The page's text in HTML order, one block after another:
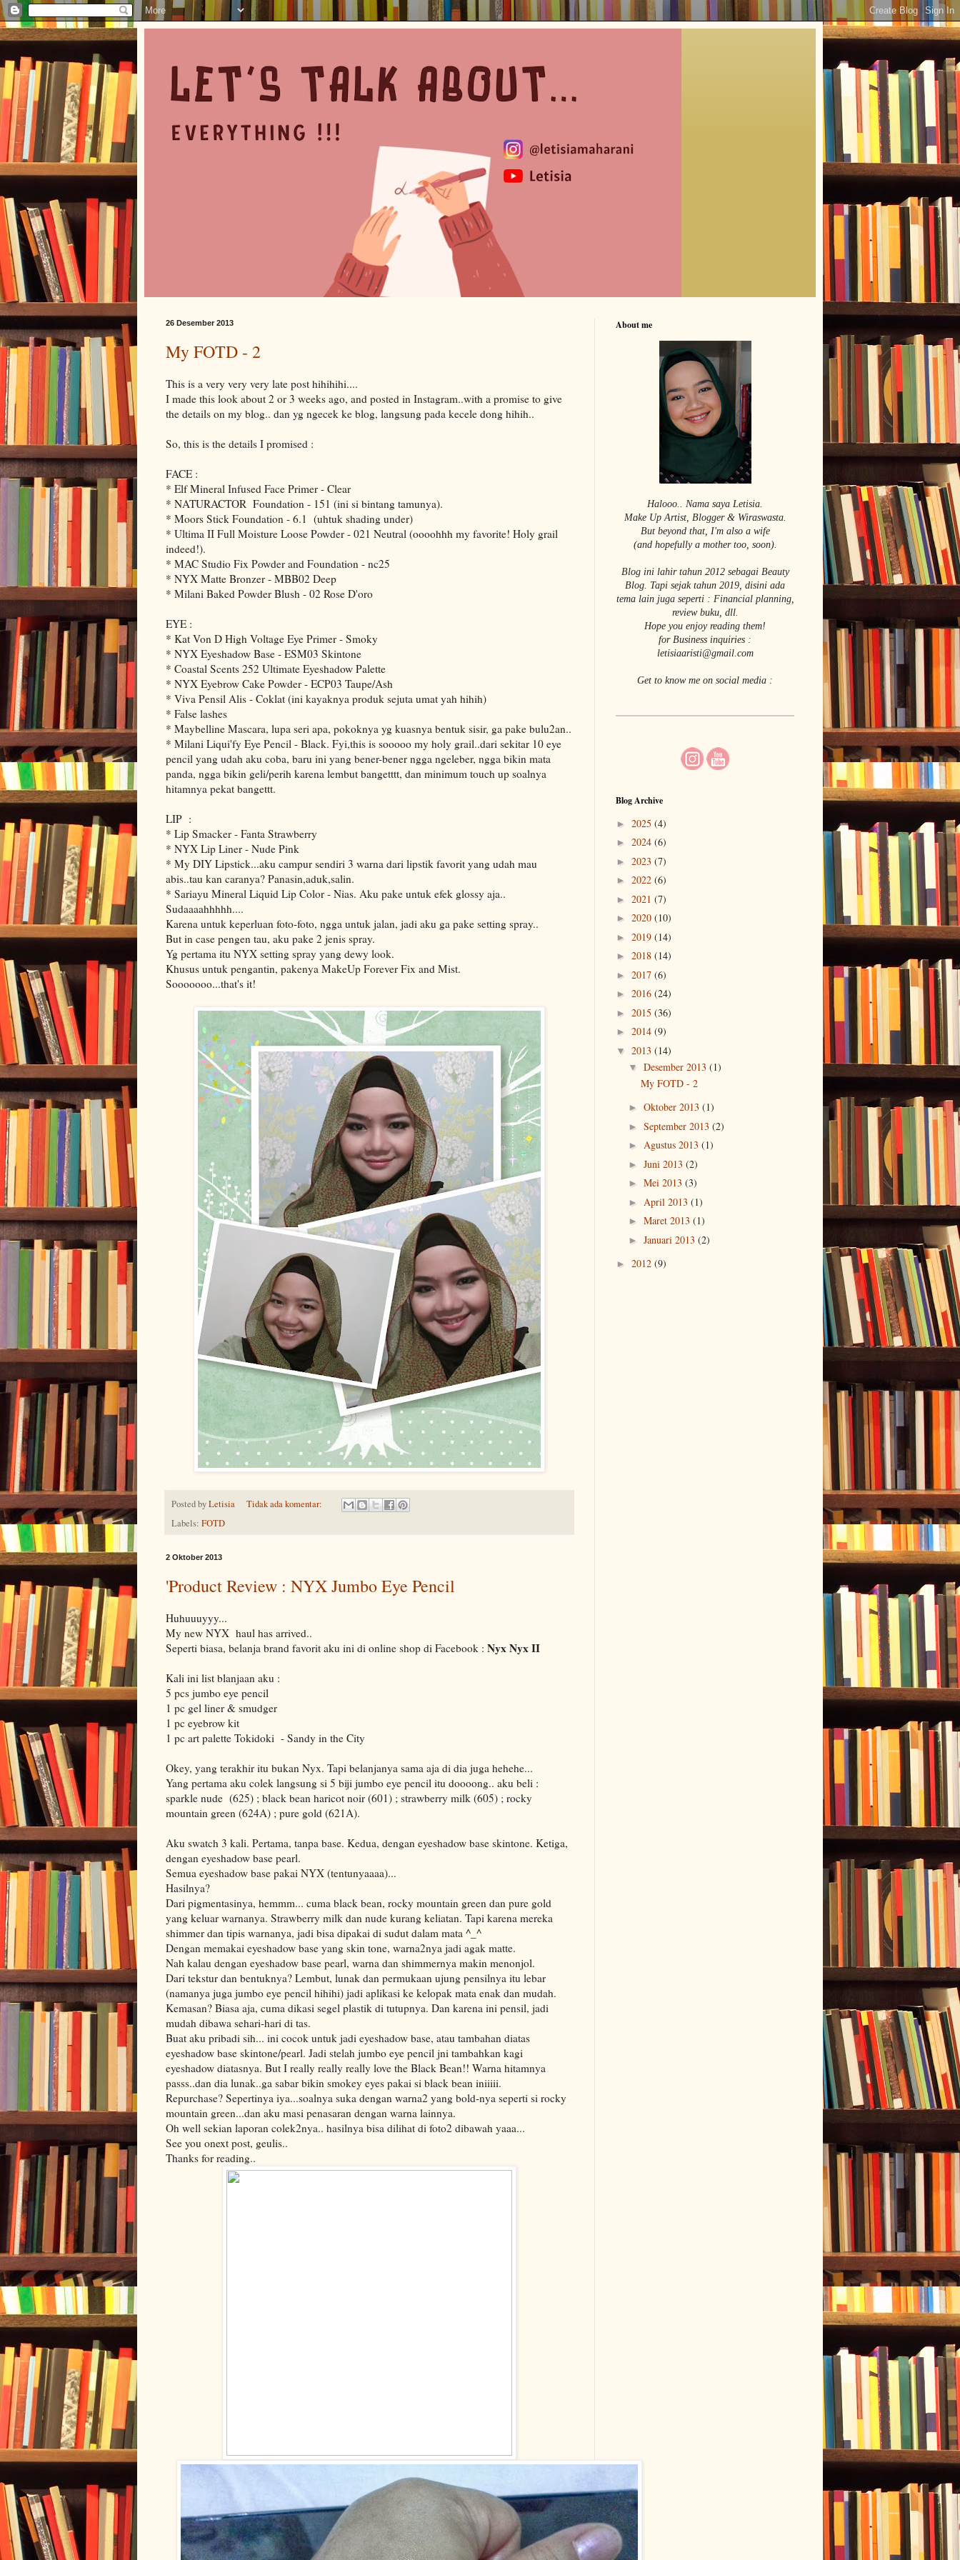
26 Desember 2013
My FOTD - 2
This is a very very very late post hihihihi....
I made this look about 2 or 3 weeks ago, and posted in Instagram..with a promise to give
the details on my blog.. dan yg ngecek ke blog, langsung pada kecele dong hihih..
So, this is the details I promised :
FACE :
* Elf Mineral Infused Face Primer - Clear
* NATURACTOR Foundation - 151 (ini si bintang tamunya).
* Moors Stick Foundation - 6.1 (uhtuk shading under)
* Ultima II Full Moisture Loose Powder - 021 Neutral (oooohhh my favorite! Holy grail
indeed!).
* MAC Studio Fix Powder and Foundation - nc25
* NYX Matte Bronzer - MBB02 Deep
* Milani Baked Powder Blush - 02 Rose D'oro
EYE :
* Kat Von D High Voltage Eye Primer - Smoky
* NYX Eyeshadow Base - ESM03 Skintone
* Coastal Scents 252 Ultimate Eyeshadow Palette
* NYX Eyebrow Cake Powder - ECP03 Taupe/Ash
* Viva Pensil Alis - Coklat (ini kayaknya produk sejuta umat yah hihih)
* False lashes
* Maybelline Mascara, lupa seri apa, pokoknya yg kuasnya bentuk sisir, ga pake bulu2an..
* Milani Liqui'fy Eye Pencil - Black. Fyi,this is sooooo my holy grail..dari sekitar 10 eye
pencil yang udah aku coba, baru ini yang bener-bener ngga ngeleber, ngga bikin mata
panda, ngga bikin geli/perih karena lembut bangetttt, dan minimum touch up soalnya
hitamnya pekat bangettt.
LIP :
* Lip Smacker - Fanta Strawberry
* NYX Lip Liner - Nude Pink
* My DIY Lipstick...aku campur sendiri 3 warna dari lipstik favorit yang udah mau
abis..tau kan caranya? Panasin,aduk,salin.
* Sariayu Mineral Liquid Lip Color - Nias. Aku pake untuk efek glossy aja..
Sudaaaahhhhh....
Karena untuk keperluan foto-foto, ngga untuk jalan, jadi aku ga pake setting spray..
But in case pengen tau, aku pake 2 jenis spray.
Yg pertama itu NYX setting spray yang dewy look.
Khusus untuk pengantin, pakenya MakeUp Forever Fix and Mist.
Sooooooo...that's it!
Posted byLetisia
Tidak ada komentar:
Labels: FOTD
2 Oktober 2013
'Product Review : NYX Jumbo Eye Pencil
Huhuuuyyy...
My new NYX haul has arrived..
Seperti biasa, belanja brand favorit aku ini di online shop di Facebook : Nyx Nyx II
Kali ini list blanjaan aku :
5 pcs jumbo eye pencil
1 pc gel liner & smudger
1 pc eyebrow kit
1 pc art palette Tokidoki - Sandy in the City
Okey, yang terakhir itu bukan Nyx. Tapi belanjanya sama aja di dia juga hehehe...
Yang pertama aku colek langsung si 5 biji jumbo eye pencil itu doooong.. aku beli :
sparkle nude (625) ; black bean haricot noir (601) ; strawberry milk (605) ; rocky
mountain green (624A) ; pure gold (621A).
Aku swatch 3 kali. Pertama, tanpa base. Kedua, dengan eyeshadow base skintone. Ketiga,
dengan eyeshadow base pearl.
Semua eyeshadow base pakai NYX (tentunyaaaa)...
Hasilnya?
Dari pigmentasinya, hemmm... cuma black bean, rocky mountain green dan pure gold
yang keluar warnanya. Strawberry milk dan nude kurang keliatan. Tapi karena mereka
shimmer dan tipis warnanya, jadi bisa dipakai di sudut dalam mata ^_^
Dengan memakai eyeshadow base yang skin tone, warna2nya jadi agak matte.
Nah kalau dengan eyeshadow base pearl, warna dan shimmernya makin menonjol.
Dari tekstur dan bentuknya? Lembut, lunak dan permukaan ujung pensilnya itu lebar
(namanya juga jumbo eye pencil hihihi) jadi aplikasi ke kelopak mata enak dan mudah.
Kemasan? Biasa aja, cuma dikasi segel plastik di tutupnya. Dan karena ini pensil, jadi
mudah dibawa sehari-hari di tas.
Buat aku pribadi sih... ini cocok untuk jadi eyeshadow base, atau tambahan diatas
eyeshadow base skintone/pearl. Jadi stelah jumbo eye pencil jni tambahkan kagi
eyeshadow diatasnya. But I really really really love the Black Bean!! Warna hitamnya
passs..dan dia lunak..ga sabar bikin smokey eyes pakai si black bean iniiiii.
Repurchase? Sepertinya iya...soalnya suka dengan warna2 yang bold-nya seperti si rocky
mountain green...dan aku masi penasaran dengan warna lainnya.
Oh well sekian laporan colek2nya.. hasilnya bisa dilihat di foto2 dibawah yaaa...
See you onext post, geulis..
Thanks for reading..
About me
Halooo.. Nama saya Letisia.
Make Up Artist, Blogger & Wiraswasta.
But beyond that, I'm also a wife
(and hopefully a mother too, soon).
Blog ini lahir tahun 2012 sebagai Beauty
Blog. Tapi sejak tahun 2019, disini ada
tema lain juga seperti : Financial planning,
review buku, dll.
Hope you enjoy reading them!
for Business inquiries :
letisiaaristi@gmail.com
Get to know me on social media :
Blog Archive
► 2025 (4)
► 2024 (6)
► 2023 (7)
► 2022 (6)
► 2021 (7)
► 2020 (10)
► 2019 (14)
► 2018 (14)
► 2017 (6)
► 2016 (24)
► 2015 (36)
► 2014 (9)
▼ 2013 (14)
▼ Desember 2013 (1)
My FOTD - 2
► Oktober 2013 (1)
► September 2013 (2)
► Agustus 2013 (1)
► Juni 2013 (2)
► Mei 2013 (3)
► April 2013 (1)
► Maret 2013 (1)
► Januari 2013 (2)
► 2012 (9)